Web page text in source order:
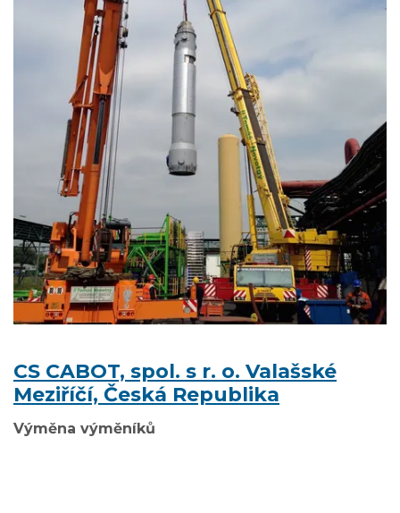
CS CABOT, spol. s r. o. Valašské
Meziříčí, Česká Republika
Výměna výměníků